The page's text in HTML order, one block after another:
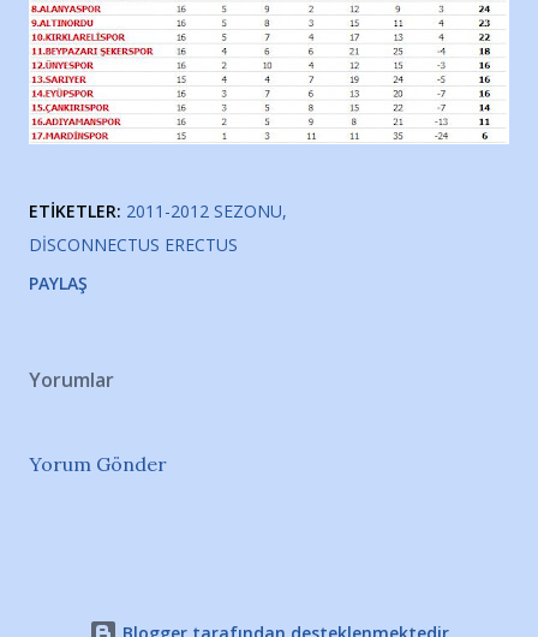
ETIKETLER: 2011-2012 SEZONU
DISCONNECTUS ERECTUS
PAYLAŞ
Yorumlar
Yorum Gönder